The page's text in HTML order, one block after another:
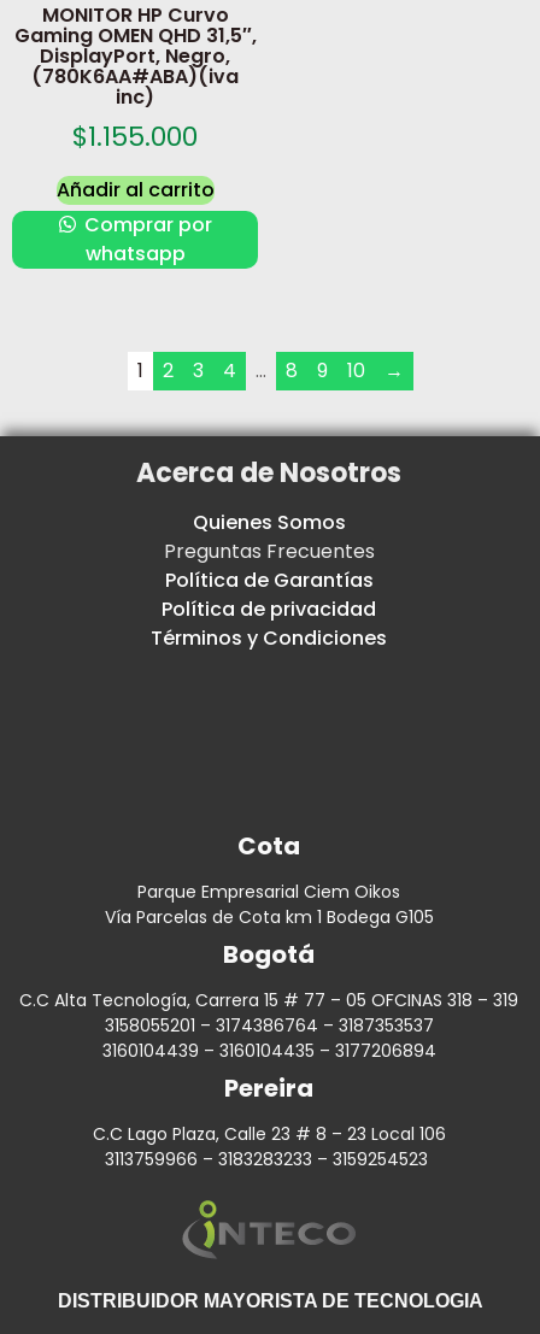
MONITOR HP Curvo
Gaming OMEN QHD 31,5″,
DisplayPort, Negro,
(780K6AA#ABA)(iva
inc)
$1.155.000
Añadir al carrito
Comprar por
whatsapp
1 2 3 4 … 8 9 10 →
Acerca de Nosotros
Quienes Somos
Preguntas Frecuentes
Política de Garantías
Política de privacidad
Términos y Condiciones
Cota
Parque Empresarial Ciem Oikos
Vía Parcelas de Cota km 1 Bodega G105
Bogotá
C.C Alta Tecnología, Carrera 15 # 77 – 05 OFCINAS 318 – 319
3158055201 – 3174386764 – 3187353537
3160104439 – 3160104435 – 3177206894
Pereira
C.C Lago Plaza, Calle 23 # 8 – 23 Local 106
3113759966 – 3183283233 – 3159254523
DISTRIBUIDOR MAYORISTA DE TECNOLOGIA